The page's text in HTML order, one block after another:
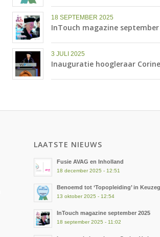
18 SEPTEMBER 2025
InTouch magazine september
3 JULI 2025
Inauguratie hoogleraar
LAATSTE NIEUWS
Fusie AVAG en Inholland
18 december 2025 - 12:51
Benoemd tot ‘Topopleiding’ in
13 oktober 2025 - 12:54
InTouch magazine september 2025
18 september 2025 - 11:02